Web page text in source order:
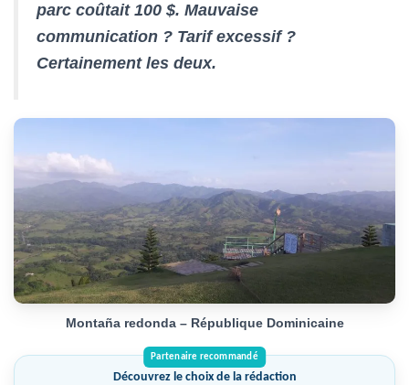
parc coûtait 100 $. Mauvaise
communication ? Tarif excessif ?
Certainement les deux.
Montaña redonda – République Dominicaine
Découvrez le choix de la rédaction